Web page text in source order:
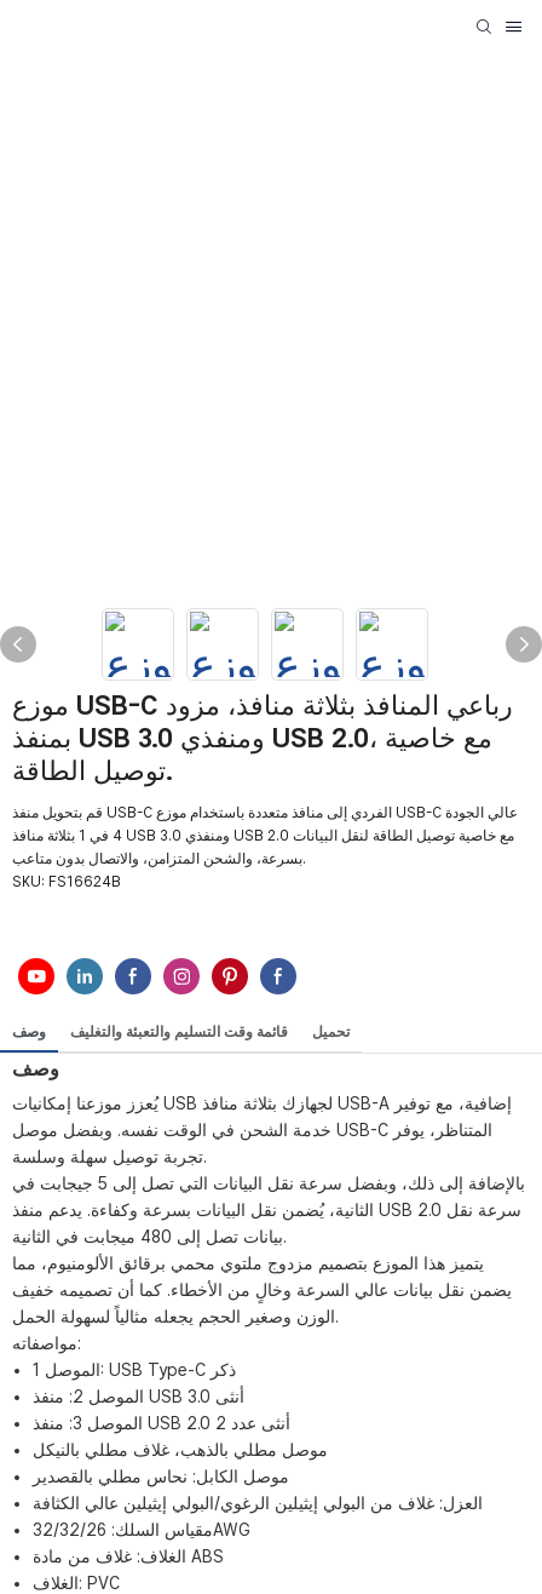
موزع USB-C رباعي المنافذ بثلاثة منافذ، مزود
بمنفذ USB 3.0 ومنفذي USB 2.0، مع خاصية
توصيل الطاقة.
قم بتحويل منفذ USB-C الفردي إلى منافذ متعددة باستخدام موزع USB-C عالي الجودة
4 في 1 بثلاثة منافذ USB 3.0 ومنفذي USB 2.0 مع خاصية توصيل الطاقة لنقل البيانات
بسرعة، والشحن المتزامن، والاتصال بدون متاعب.
SKU: FS16624B
وصف قائمة وقت التسليم والتعبئة والتغليف تحميل
وصف
يُعزز موزعنا إمكانيات USB لجهازك بثلاثة منافذ USB-A إضافية، مع توفير
خدمة الشحن في الوقت نفسه. وبفضل موصل USB-C المتناظر، يوفر
تجربة توصيل سهلة وسلسة.
بالإضافة إلى ذلك، وبفضل سرعة نقل البيانات التي تصل إلى 5 جيجابت في
الثانية، يُضمن نقل البيانات بسرعة وكفاءة. يدعم منفذ USB 2.0 سرعة نقل
بيانات تصل إلى 480 ميجابت في الثانية.
يتميز هذا الموزع بتصميم مزدوج ملتوي محمي برقائق الألومنيوم، مما
يضمن نقل بيانات عالي السرعة وخالٍ من الأخطاء. كما أن تصميمه خفيف
الوزن وصغير الحجم يجعله مثالياً لسهولة الحمل.
مواصفاته:
الموصل 1: USB Type-C ذكر
الموصل 2: ​​منفذ USB 3.0 أنثى
الموصل 3: منفذ USB 2.0 أنثى عدد 2
موصل مطلي بالذهب، غلاف مطلي بالنيكل
موصل الكابل: نحاس مطلي بالقصدير
العزل: غلاف من البولي إيثيلين الرغوي/البولي إيثيلين عالي الكثافة
مقياس السلك: 32/32/26AWG
الغلاف: غلاف من مادة ABS
الغلاف: PVC